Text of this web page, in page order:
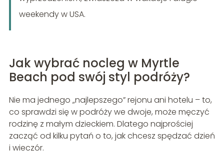
weekendy w USA.
Jak wybrać nocleg w Myrtle
Beach pod swój styl podróży?
Nie ma jednego „najlepszego” rejonu ani hotelu – to,
co sprawdzi się w podróży we dwoje, może męczyć
rodzinę z małym dzieckiem. Dlatego najprościej
zacząć od kilku pytań o to, jak chcesz spędzać dzień
i wieczór.